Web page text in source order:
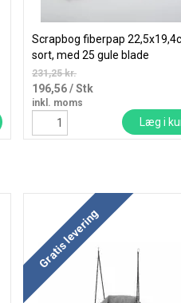
Scrapbog fiberpap
sort, med 25 gule blade
231,25 kr.
196,56/ Stk
inkl. moms
Læg i
Gratis levering